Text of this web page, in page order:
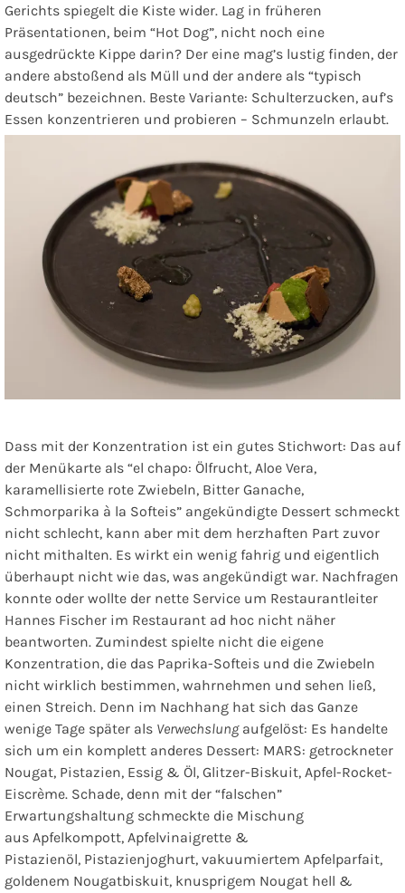
Gerichts spiegelt die Kiste wider. Lag in früheren
Präsentationen, beim “Hot Dog”, nicht noch eine
ausgedrückte Kippe darin? Der eine mag’s lustig finden, der
andere abstoßend als Müll und der andere als “typisch
deutsch” bezeichnen. Beste Variante: Schulterzucken, auf’s
Essen konzentrieren und probieren – Schmunzeln erlaubt.
Dass mit der Konzentration ist ein gutes Stichwort: Das auf
der Menükarte als “el chapo: Ölfrucht, Aloe Vera,
karamellisierte rote Zwiebeln, Bitter Ganache,
Schmorparika à la Softeis” angekündigte Dessert schmeckt
nicht schlecht, kann aber mit dem herzhaften Part zuvor
nicht mithalten. Es wirkt ein wenig fahrig und eigentlich
überhaupt nicht wie das, was angekündigt war. Nachfragen
konnte oder wollte der nette Service um Restaurantleiter
Hannes Fischer im Restaurant ad hoc nicht näher
beantworten. Zumindest spielte nicht die eigene
Konzentration, die das Paprika-Softeis und die Zwiebeln
nicht wirklich bestimmen, wahrnehmen und sehen ließ,
einen Streich. Denn im Nachhang hat sich das Ganze
wenige Tage später als Verwechslungaufgelöst: Es handelte
sich um ein komplett anderes Dessert: MARS: getrockneter
Nougat, Pistazien, Essig & Öl, Glitzer-Biskuit, Apfel-Rocket-
Eiscrème. Schade, denn mit der “falschen”
Erwartungshaltung schmeckte die Mischung
aus Apfelkompott, Apfelvinaigrette &
Pistazienöl, Pistazienjoghurt, vakuumiertem Apfelparfait,
goldenem Nougatbiskuit, knusprigem Nougat hell &